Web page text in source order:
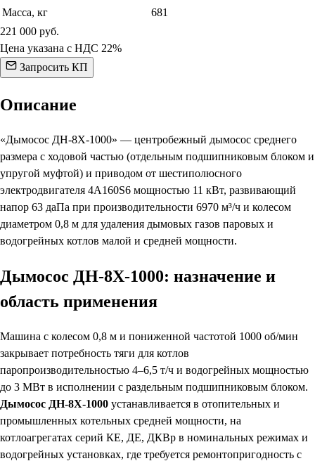
Масса, кг
681
221 000 руб.
Цена указана с НДС 22%
Запросить КП
Описание
«Дымосос ДН-8Х-1000» — центробежный дымосос среднего
размера с ходовой частью (отдельным подшипниковым блоком и
упругой муфтой) и приводом от шестиполюсного
электродвигателя 4А160S6 мощностью 11 кВт, развивающий
напор 63 даПа при производительности 6970 м³/ч и колесом
диаметром 0,8 м для удаления дымовых газов паровых и
водогрейных котлов малой и средней мощности.
Дымосос ДН-8Х-1000: назначение и
область применения
Машина с колесом 0,8 м и пониженной частотой 1000 об/мин
закрывает потребность тяги для котлов
паропроизводительностью 4–6,5 т/ч и водогрейных мощностью
до 3 МВт в исполнении с раздельным подшипниковым блоком.
Дымосос ДН-8Х-1000 устанавливается в отопительных и
промышленных котельных средней мощности, на
котлоагрегатах серий КЕ, ДЕ, ДКВр в номинальных режимах и
водогрейных установках, где требуется ремонтопригодность с